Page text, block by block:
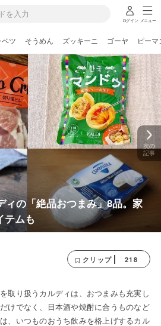
ログイン メニュー
ベツ そうめん ズッキーニ ゴーヤ ピーマ
ィの「絶品おつまみ」8品。家
テムも
次の
記事
クリップ 218
取り扱うカルディは、おつまみも充実し
けでなく、日本酒や焼酎に合うものなど
、いつものおうち飲みを格上げするカル